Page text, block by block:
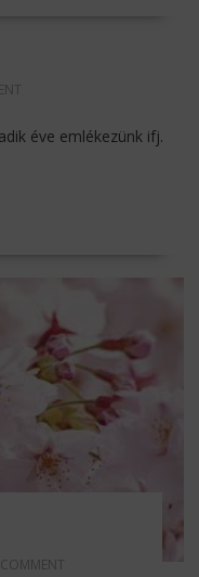
éve emlékezünk ifj.